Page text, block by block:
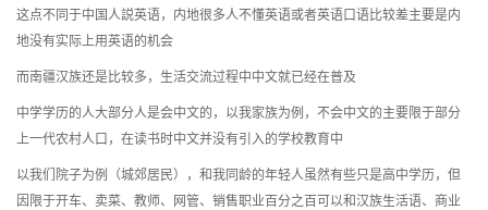
这点不同于中国人説英语，内地很多人不懂英语或者英语口语比较差主要是内
地没有实际上用英语的机会
而南疆汉族还是比较多，生活交流过程中中文就已经在普及
中学学历的人大部分人是会中文的，以我家族为例，不会中文的主要限于部分
上一代农村人口，在读书时中文并没有引入的学校教育中
以我们院子为例（城郊居民），和我同龄的年轻人虽然有些只是高中学历，但
因限于开车、卖菜、教师、网管、销售职业百分之百可以和汉族生活语、商业